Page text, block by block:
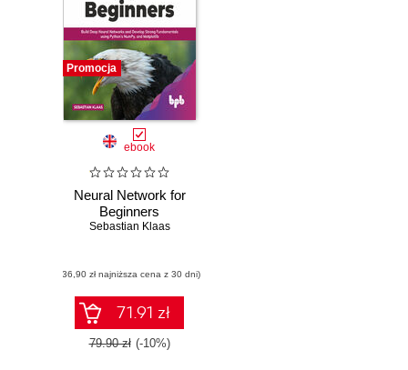
Promocja
ebook
Neural Network for
Beginners
Sebastian Klaas
(36,90 zł najniższa cena z 30 dni)
71.91 zł
79.90 zł (-10%)